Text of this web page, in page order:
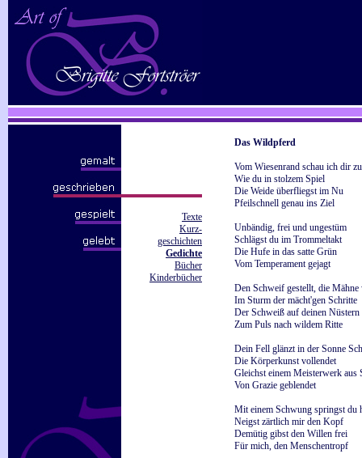
Texte
Kurz-
geschichten
Gedichte
Bücher
Kinderbücher
Das Wildpferd
Vom Wiesenrand schau ich dir zu
Wie du in stolzem Spiel
Die Weide überfliegst im Nu
Pfeilschnell genau ins Ziel
Unbändig, frei und ungestüm
Schlägst du im Trommeltakt
Die Hufe in das satte Grün
Vom Temperament gejagt
Den Schweif gestellt, die Mähne
Im Sturm der mächt'gen Schritte
Der Schweiß auf deinen Nüstern
Zum Puls nach wildem Ritte
Dein Fell glänzt in der Sonne
Die Körperkunst vollendet
Gleichst einem Meisterwerk aus
Von Grazie geblendet
Mit einem Schwung springst du
Neigst zärtlich mir den Kopf
Demütig gibst den Willen frei
Für mich, den Menschentropf